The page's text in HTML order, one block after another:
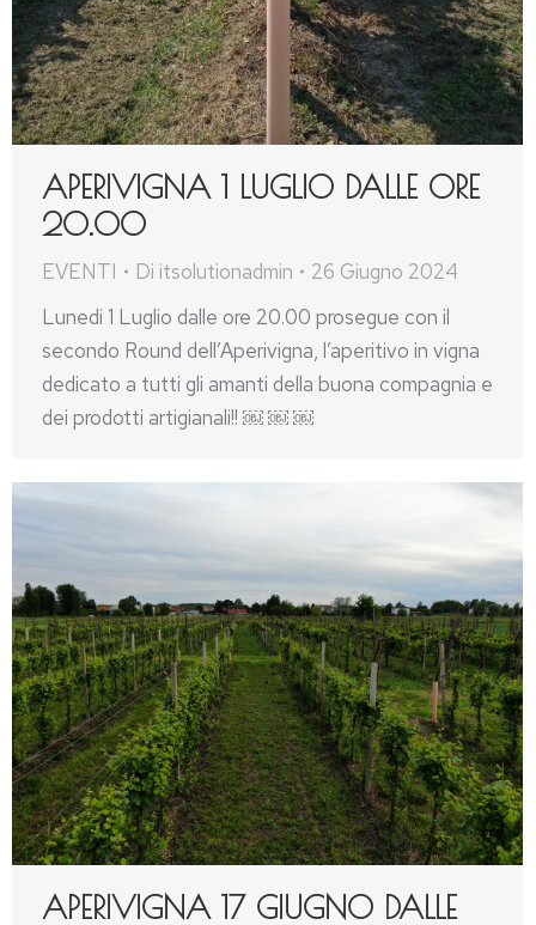
APERIVIGNA 1 LUGLIO DALLE ORE
20.00
EVENTI Di itsolutionadmin
26 Giugno 2024
Lunedi 1 Luglio dalle ore 20.00 prosegue con il
secondo Round dell’Aperivigna, l’aperitivo in vigna
dedicato a tutti gli amanti della buona compagnia e
dei prodotti artigianali!! ￼ ￼ ￼
APERIVIGNA 17 GIUGNO DALLE